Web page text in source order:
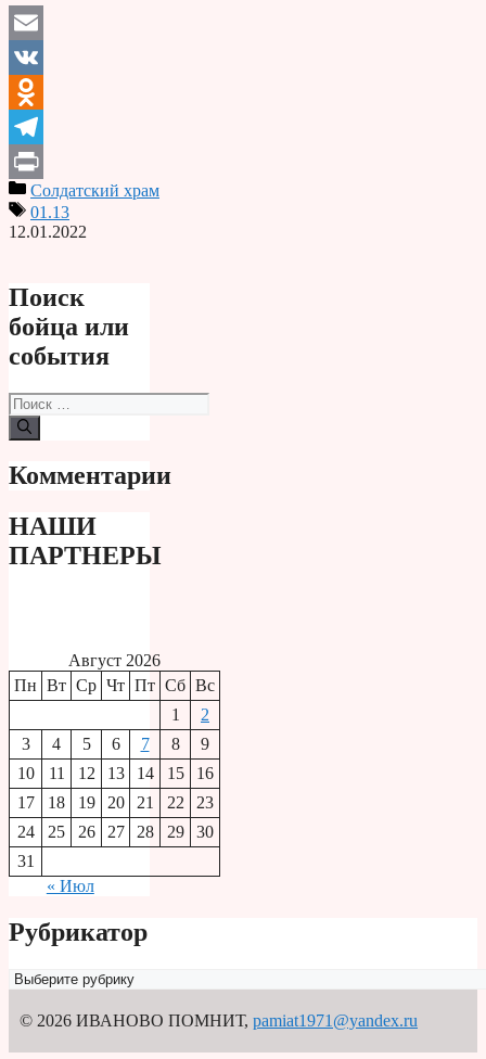
Email
VK
Odnoklassniki
Telegram
PrintСолдатский храм
01.13
12.01.2022
Поиск
бойца или
события
Поиск:
Комментарии
НАШИ
ПАРТНЕРЫ
Август 2026
Пн Вт Ср Чт Пт Сб Вс
1
2
3
4 5 6 7 8
9
10
11 12 13 14 15
16
17
18 19 20 21 22
23
24
25 26 27 28 29
30
31
« Июл
Рубрикатор
Рубрикатор
© 2026 ИВАНОВО ПОМНИТ, pamiat1971@yandex.ru